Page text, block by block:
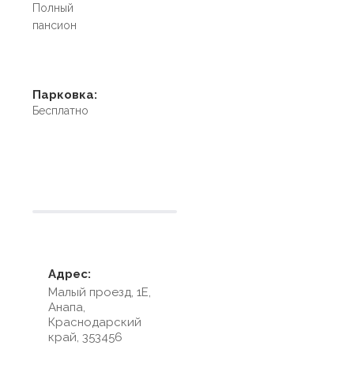
Полный
пансион
Парковка:
Бесплатно
Адрес:
Малый проезд, 1Е,
Анапа,
Краснодарский
край, 353456